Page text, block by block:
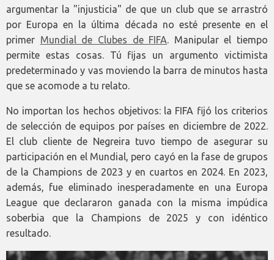
argumentar la "injusticia" de que un club que se arrastró
por Europa en la última década no esté presente en el
primer Mundial de Clubes de FIFA . Manipular el tiempo
permite estas cosas. Tú fijas un argumento victimista
predeterminado y vas moviendo la barra de minutos hasta
que se acomode a tu relato.
No importan los hechos objetivos: la FIFA fijó los criterios
de selección de equipos por países en diciembre de 2022.
El club cliente de Negreira tuvo tiempo de asegurar su
participación en el Mundial, pero cayó en la fase de grupos
de la Champions de 2023 y en cuartos en 2024. En 2023,
además, fue eliminado inesperadamente en una Europa
League que declararon ganada con la misma impúdica
soberbia que la Champions de 2025 y con idéntico
resultado.